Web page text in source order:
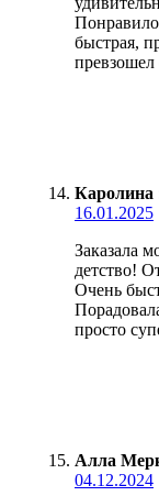
быстрая,
Каролина
16.01.2025
Заказала
детство!
Очень
просто
Алла
04.12.2024